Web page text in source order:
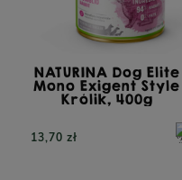
NATURINA Dog Elite
Mono Exigent Style
Królik, 400g
13,70 zł